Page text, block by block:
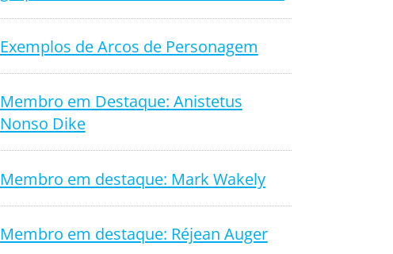
Exemplos de Arcos de Personagem
Membro em Destaque: Anistetus
Nonso Dike
Membro em destaque: Mark Wakely
Membro em destaque: Réjean Auger